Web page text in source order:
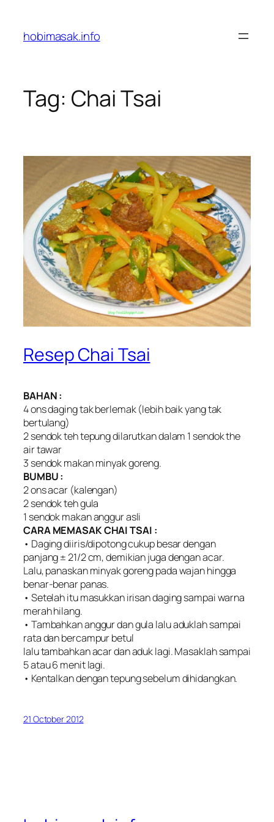
content
hobimasak.info
Tag: Chai Tsai
Resep Chai Tsai
BAHAN :
4 ons daging tak berlemak (lebih baik yang tak
bertulang)
2 sendok teh tepung dilarutkan dalam 1 sendok the
air tawar
3 sendok makan minyak goreng.
BUMBU :
2 ons acar (kalengan)
2 sendok teh gula
1 sendok makan anggur asli
CARA MEMASAK CHAI TSAI :
• Daging diiris/dipotong cukup besar dengan
panjang ± 21/2 cm, demikian juga dengan acar.
Lalu, panaskan minyak goreng pada wajan hingga
benar-benar panas.
• Setelah itu masukkan irisan daging sampai warna
merah hilang.
• Tambahkan anggur dan gula lalu aduklah sampai
rata dan bercampur betul
lalu tambahkan acar dan aduk lagi. Masaklah sampai
5 atau 6 menit lagi.
• Kentalkan dengan tepung sebelum dihidangkan.
21 October 2012